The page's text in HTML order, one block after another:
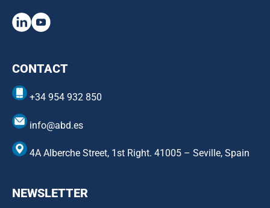
CONTACT
+34 954 932 850
info@abd.es
4A Alberche Street, 1st Right. 41005 – Seville, Spain
NEWSLETTER